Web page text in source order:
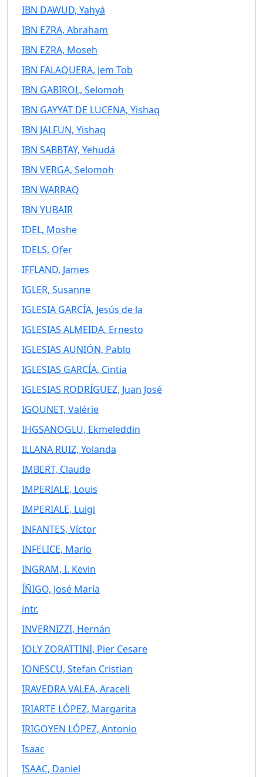
IBN DAWUD, Yahyá
IBN EZRA, Abraham
IBN EZRA, Moseh
IBN FALAQUERA, Jem Tob
IBN GABIROL, Selomoh
IBN GAYYAT DE LUCENA, Yishaq
IBN JALFUN, Yishaq
IBN SABBTAY, Yehudá
IBN VERGA, Selomoh
IBN WARRAQ
IBN YUBAIR
IDEL, Moshe
IDELS, Ofer
IFFLAND, James
IGLER, Susanne
IGLESIA GARCÍA, Jesús de la
IGLESIAS ALMEIDA, Ernesto
IGLESIAS AUNIÓN, Pablo
IGLESIAS GARCÍA, Cintia
IGLESIAS RODRÍGUEZ, Juan José
IGOUNET, Valérie
IHGSANOGLU, Ekmeleddin
ILLANA RUIZ, Yolanda
IMBERT, Claude
IMPERIALE, Louis
IMPERIALE, Luigi
INFANTES, Víctor
INFELICE, Mario
INGRAM, I. Kevin
ÍÑIGO, José María
intr.
INVERNIZZI, Hernán
IOLY ZORATTINI, Pier Cesare
IONESCU, Stefan Cristian
IRAVEDRA VALEA, Araceli
IRIARTE LÓPEZ, Margarita
IRIGOYEN LÓPEZ, Antonio
Isaac
ISAAC, Daniel